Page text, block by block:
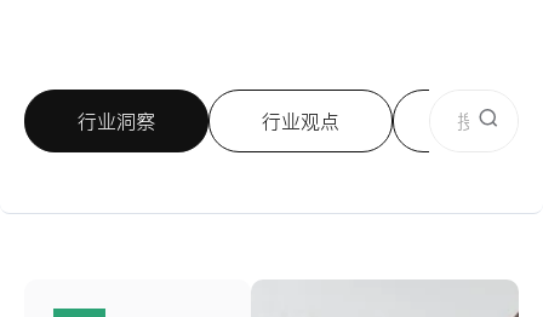
行业洞察 行业观点 数字营销